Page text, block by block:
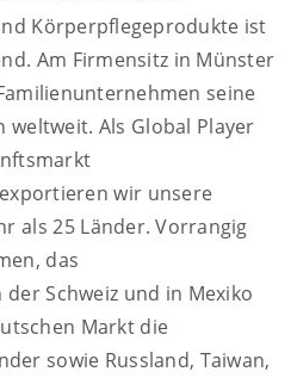
Körperpflegeprodukte ist
Am Firmensitz in Münster
seine
Als Global Player
wir unsere
als 25 Länder. Vorrangig
das
Schweiz und in Mexiko
Markt die
sowie Russland, Taiwan,